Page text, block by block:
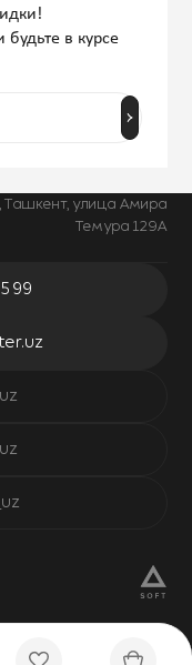
Ташкент, улица Амира
Темура 129А
99
в курсе